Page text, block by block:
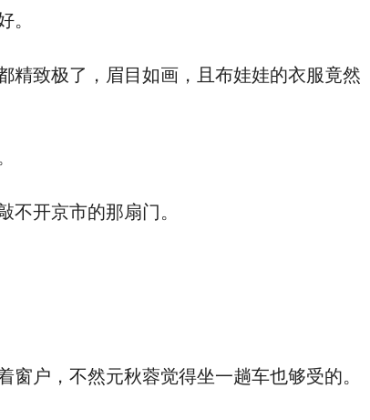
。
致极了，眉目如画，且布娃娃的衣服竟然
开京市的那扇门。
户，不然元秋蓉觉得坐一趟车也够受的。